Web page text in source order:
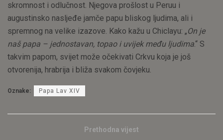
skromnost i odlučnost. Njegova prošlost u Peruu i
augustinsko nasljeđe jamče papu bliskog ljudima, ali i
spremnog na velike izazove. Kako kažu u Chiclayu: „On je
naš papa – jednostavan, topao i uvijek među ljudima.“ S
takvim papom, svijet može očekivati Crkvu koja je još
otvorenija, hrabrija i bliža svakom čovjeku.
Oznake: Papa Lav XIV
Prethodna vijest